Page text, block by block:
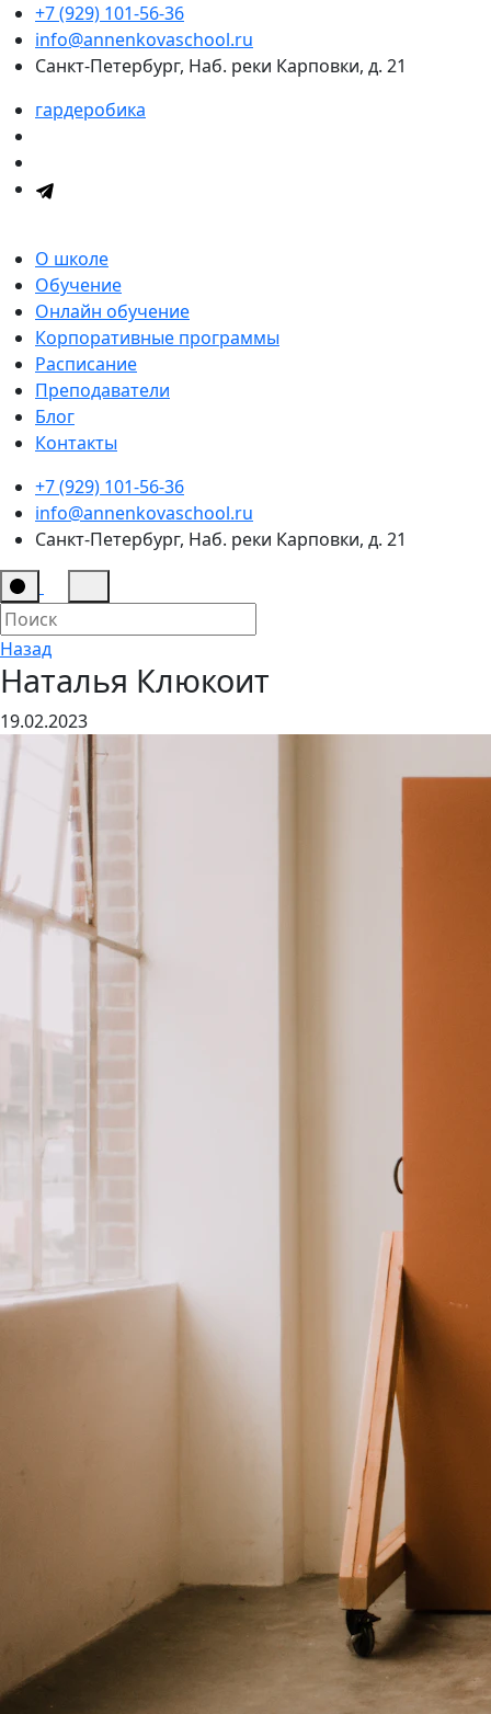
+7 (929) 101-56-36
info@annenkovaschool.ru
Санкт-Петербург, Наб. реки Карповки, д. 21
гардеробика
О школе
Обучение
Онлайн обучение
Корпоративные программы
Расписание
Преподаватели
Блог
Контакты
+7 (929) 101-56-36
info@annenkovaschool.ru
Санкт-Петербург, Наб. реки Карповки, д. 21
Назад
Наталья Клюкоит
19.02.2023